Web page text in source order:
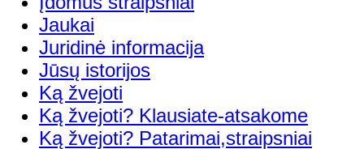
Jaukai
Juridinė informacija
Jūsų istorijos
Ką žvejoti
Ką žvejoti? Klausiate-atsakome
Ką žvejoti? Patarimai,straipsniai